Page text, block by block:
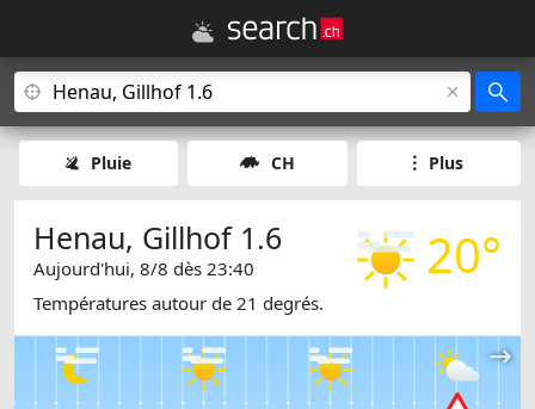
Pluie CH Plus
20°
Henau, Gillhof 1.6
Aujourd'hui, 8/8 dès 23:40
Températures autour de 21 degrés.